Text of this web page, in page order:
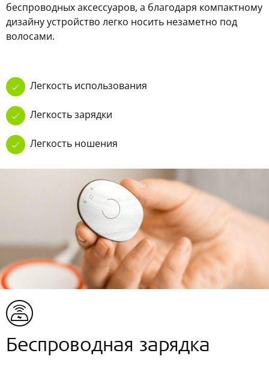
беспроводных аксессуаров, а благодаря компактному
дизайну устройство легко носить незаметно под
волосами.
Легкость использования
Легкость зарядки
Легкость ношения
Беспроводная зарядка